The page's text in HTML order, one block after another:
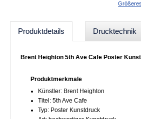
Produktdetails Drucktechnik
Brent Heighton 5th Ave Cafe Poster
Produktmerkmale
Künstler: Brent Heighton
Titel: 5th Ave Cafe
Typ: Poster Kunstdruck